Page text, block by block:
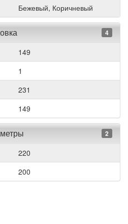
Бежевый, Коричневый
4
149
1
231
149
2
220
200